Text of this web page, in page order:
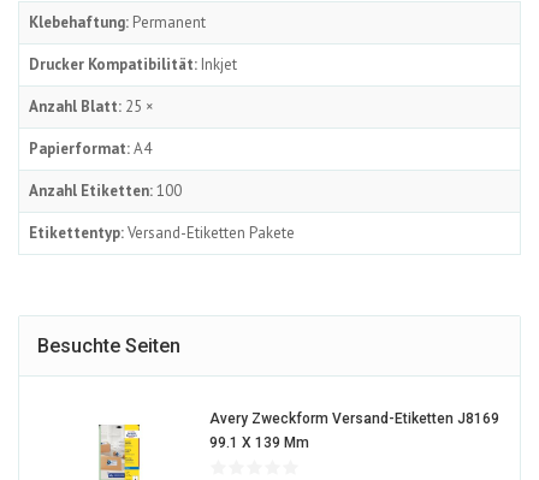
Klebehaftung: Permanent
Drucker Kompatibilität: Inkjet
Anzahl Blatt: 25 ×
Papierformat:A4
Anzahl Etiketten:100
Etikettentyp:Versand-Etiketten Pakete
Besuchte Seiten
Avery Zweckform Versand-Etiketten J8169
99.1 X 139 Mm